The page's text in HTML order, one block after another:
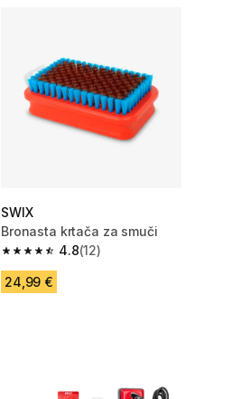
SWIX
Bronasta krtača za smuči
4.8
4.8 od 5 zvezdic from 12 ocene
(12)
24,99 €